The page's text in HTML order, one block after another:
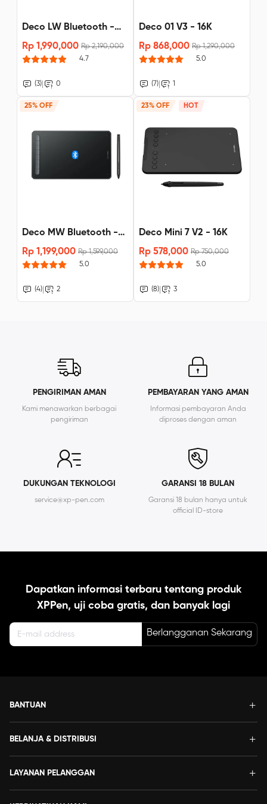
Deco LW Bluetooth -
X3 Stylus
Rp 1,990,000 Rp 2,190,000
4.7
(3) 0
Deco 01 V3 - 16K
Rp 868,000 Rp 1,290,000
5.0
(7)|
25% OFF
Deco MW Bluetooth -
X3 Stylus Pre-sale
Rp 1,199,000 Rp 1,599,000
5.0
(4) 2
23% OFF HOT
Deco Mini 7 V2 - 16K
Rp 578,000 Rp 750,000
5.0
(8)| 3
PENGIRIMAN AMAN
Kami menawarkan berbagai
pengiriman
PEMBAYARAN YANG AMAN
Informasi pembayaran Anda
diproses dengan aman
DUKUNGAN TEKNOLOGI
service@xp-pen.com
GARANSI 18 BULAN
Garansi 18 bulan hanya untuk
official ID-store
Dapatkan informasi terbaru tentang produk
XPPen, uji coba gratis, dan banyak lagi
Berlangganan Sekarang
BANTUAN
BELANJA & DISTRIBUSI
LAYANAN PELANGGAN